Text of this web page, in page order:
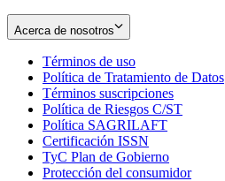
Acerca de nosotros
Términos de uso
in
new
window
Política de Tratamiento de Datos
Términos suscripciones
in
Política de Riesgos C/ST
Política SAGRILAFT
new
window
Certificación ISSN
in
new
TyC Plan de Gobierno
in
Protección del consumidorOpens